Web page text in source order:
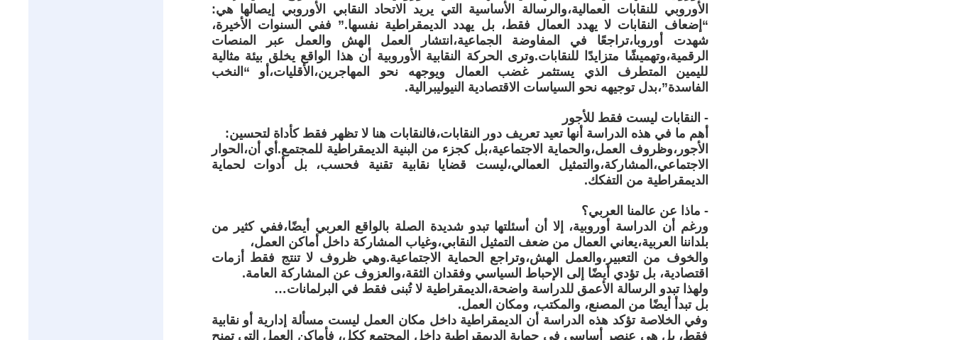
الأوروبي للنقابات العمالية،والرسالة الأساسية التي يريد الاتحاد النقابي الأوروبي إيصالها هي:
“إضعاف النقابات لا يهدد العمال فقط، بل يهدد الديمقراطية نفسها.” ففي السنوات الأخيرة،
شهدت أوروبا،تراجعًا في المفاوضة الجماعية،انتشار العمل الهش والعمل عبر المنصات
الرقمية،وتهميشًا متزايدًا للنقابات.وترى الحركة النقابية الأوروبية أن هذا الواقع يخلق بيئة مثالية
لليمين المتطرف الذي يستثمر غضب العمال ويوجهه نحو المهاجرين،الأقليات،أو “النخب
الفاسدة”،بدل توجيهه نحو السياسات الاقتصادية النيوليبرالية.
- النقابات ليست فقط للأجور
أهم ما في هذه الدراسة أنها تعيد تعريف دور النقابات،فالنقابات هنا لا تظهر فقط كأداة لتحسين:
الأجور،وظروف العمل،والحماية الاجتماعية،بل كجزء من البنية الديمقراطية للمجتمع.أي أن،الحوار
الاجتماعي،المشاركة،والتمثيل العمالي،ليست قضايا نقابية تقنية فحسب، بل أدوات لحماية
الديمقراطية من التفكك.
- ماذا عن عالمنا العربي؟
ورغم أن الدراسة أوروبية، إلا أن أسئلتها تبدو شديدة الصلة بالواقع العربي أيضًا،ففي كثير من
بلداننا العربية،يعاني العمال من ضعف التمثيل النقابي،وغياب المشاركة داخل أماكن العمل،
والخوف من التعبير،والعمل الهش،وتراجع الحماية الاجتماعية.وهي ظروف لا تنتج فقط أزمات
اقتصادية، بل تؤدي أيضًا إلى الإحباط السياسي وفقدان الثقة،والعزوف عن المشاركة العامة.
ولهذا تبدو الرسالة الأعمق للدراسة واضحة،الديمقراطية لا تُبنى فقط في البرلمانات…
بل تبدأ أيضًا من المصنع، والمكتب، ومكان العمل.
وفي الخلاصة تؤكد هذه الدراسة أن الديمقراطية داخل مكان العمل ليست مسألة إدارية أو نقابية
فقط، بل هي عنصر أساسي في حماية الديمقراطية داخل المجتمع ككل، فأماكن العمل التي تمنح